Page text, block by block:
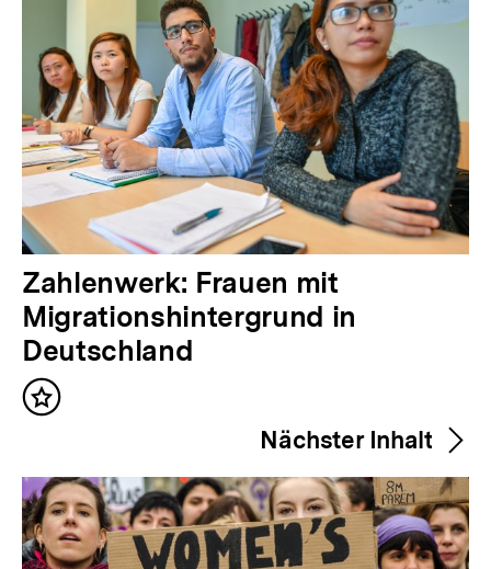
V
o
r
h
e
i
g
e
Zahlenwerk: Frauen mit
Migrationshintergrund in
Deutschland
Inhalt
Nächster Inhalt